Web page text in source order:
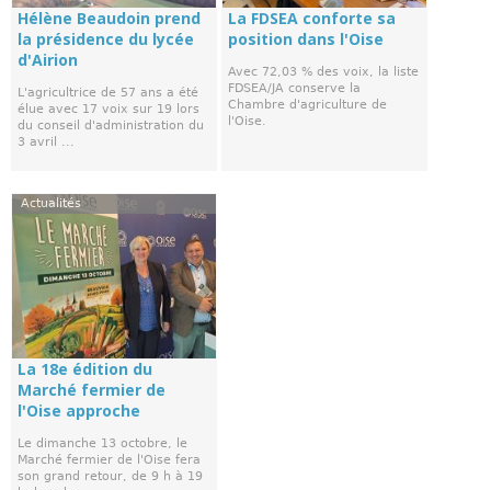
Hélène Beaudoin prend
la présidence du lycée
d'Airion
L'agricultrice de 57 ans a été
élue avec 17 voix sur 19 lors
du conseil d'administration du
3 avril ...
La FDSEA conforte sa
position dans l'Oise
Avec 72,03 % des voix, la liste
FDSEA/JA conserve la
Chambre d'agriculture de
l'Oise.
Actualités
La 18e édition du
Marché fermier de
l'Oise approche
Le dimanche 13 octobre, le
Marché fermier de l'Oise fera
son grand retour, de 9 h à 19